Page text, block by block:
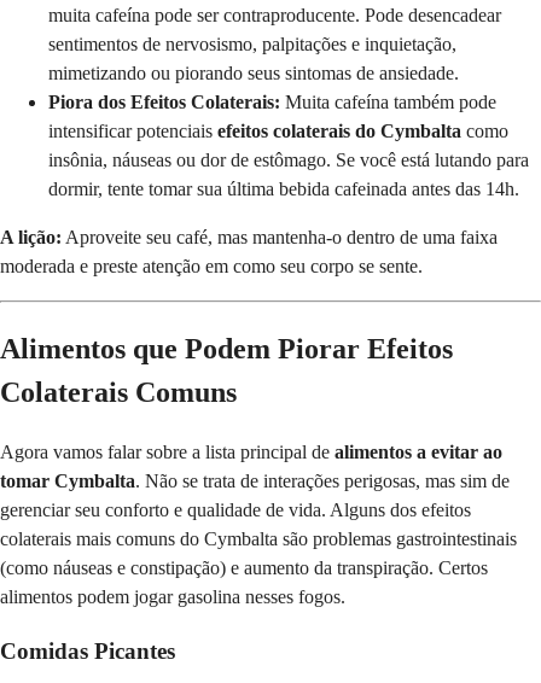
muita cafeína pode ser contraproducente. Pode desencadear
sentimentos de nervosismo, palpitações e inquietação,
mimetizando ou piorando seus sintomas de ansiedade.
Piora dos Efeitos Colaterais: Muita cafeína também pode
intensificar potenciais efeitos colaterais do Cymbalta como
insônia, náuseas ou dor de estômago. Se você está lutando para
dormir, tente tomar sua última bebida cafeinada antes das 14h.
A lição: Aproveite seu café, mas mantenha-o dentro de uma faixa
moderada e preste atenção em como seu corpo se sente.
Alimentos que Podem Piorar Efeitos
Colaterais Comuns
Agora vamos falar sobre a lista principal de alimentos a evitar ao
tomar Cymbalta. Não se trata de interações perigosas, mas sim de
gerenciar seu conforto e qualidade de vida. Alguns dos efeitos
colaterais mais comuns do Cymbalta são problemas gastrointestinais
(como náuseas e constipação) e aumento da transpiração. Certos
alimentos podem jogar gasolina nesses fogos.
Comidas Picantes